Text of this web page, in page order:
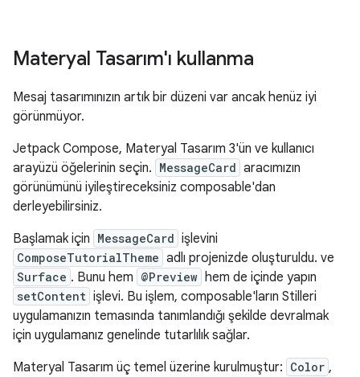
Materyal Tasarım'ı kullanma
Mesaj tasarımınızın artık bir düzeni var ancak henüz iyi
görünmüyor.
Jetpack Compose, Materyal Tasarım 3'ün ve kullanıcı
arayüzü öğelerinin seçin. MessageCard aracımızın
görünümünü iyileştireceksiniz composable'dan
derleyebilirsiniz.
Başlamak için MessageCard işlevini
ComposeTutorialTheme adlı projenizde oluşturuldu. ve
Surface . Bunu hem @Preview hem de içinde yapın
setContent işlevi. Bu işlem, composable'ların Stilleri
uygulamanızın temasında tanımlandığı şekilde devralmak
için uygulamanız genelinde tutarlılık sağlar.
Materyal Tasarım üç temel üzerine kurulmuştur: Color ,